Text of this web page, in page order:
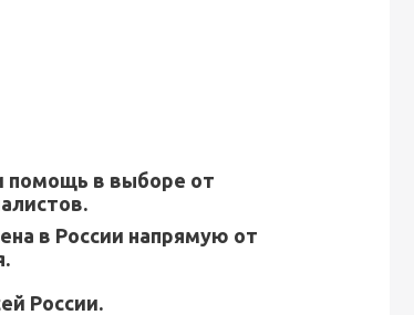
помощь в выборе от
в России напрямую от
России.